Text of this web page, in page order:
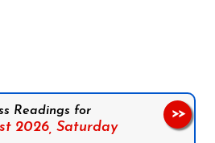
Readings for
2026, Saturday
>>